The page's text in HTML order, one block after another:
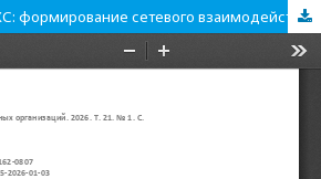
формирование сетевого взаимодействия